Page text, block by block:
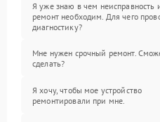
Я уже знаю в чем неисправность
ремонт необходим. Для чего
диагностику?
Мне нужен срочный ремонт.
сделать?
Я хочу, чтобы мое устройство
ремонтировали при мне.